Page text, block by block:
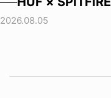
2026.08.05